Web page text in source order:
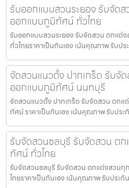
รับออกแบบสวนระยอง รับจัด
ออกแบบภูมิทัศน์ ทั่วไทย
รับออกแบบสวนระยอง รับจัดสวน ตกแ
ทั่วไทยราคาเป็นกันเอง เน้นคุณภาพ รับป
จัดสวนแนวตั้ง ปากเกร็ด รับจั
ออกแบบภูมิทัศน์ นนทบุรี
จัดสวนแนวตั้ง ปากเกร็ด รับจัดสวน ตก
ทัศน์ ราคาเป็นกันเอง เน้นคุณภาพ รับปร
รับจัดสวนชลบุรี รับจัดสวน ต
ทัศน์ ทั่วไทย
รับจัดสวนชลบุรี รับจัดสวน ตกแต่งสวน
ไทยราคาเป็นกันเอง เน้นคุณภาพ รับประ